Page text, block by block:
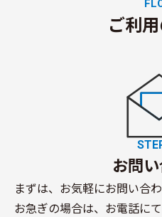
ご利
お問
まずは、お気軽にお問い合
お急ぎの場合は、お電話に